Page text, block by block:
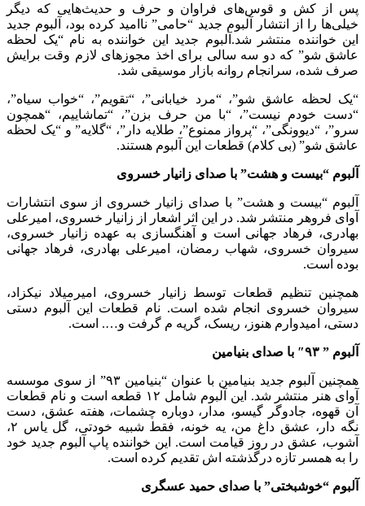
پس از کش و قوس‌های فراوان و حرف و حدیث‌هایی که دیگر
خیلی‌ها را از انتشار آلبوم جدید “حامی” ناامید کرده بود، آلبوم جدید
این خواننده منتشر شد.آلبوم جدید این خواننده به نام “یک لحظه
عاشق شو” که دو سه سالی برای اخذ مجوزهای لازم وقت برایش
صرف شده، سرانجام روانه بازار موسیقی شد.
“یک لحظه عاشق شو”، “مرد خیابانی”، “تقویم”، “خواب سیاه”،
“دست خودم نیست”، “با من حرف بزن”، “تماشاییم، “همچون
سرو”، “دیوونگی”، “پرواز ممنوع”، طلایه دار”، “گلایه” و “یک لحظه
عاشق شو” (بی کلام) قطعات این آلبوم هستند.
آلبوم “بیست و هشت” با صدای زانیار خسروی
آلبوم “بیست و هشت” با صدای زانیار خسروی از سوی انتشارات
آوای فروهر منتشر شد. در این اثر اشعار از زانیار خسروی، امیرعلی
بهادری، فرهاد جهانی است و آهنگسازی به عهده زانیار خسروی،
سیروان خسروی، شهاب رمضان، امیرعلی بهادری، فرهاد جهانی
بوده است.
همچنین تنظیم قطعات توسط زانیار خسروی، امیرمیلاد نیکزاد،
سیروان خسروی انجام شده است. نام قطعات این آلبوم دستی
دستی، امیدوارم هنوز، ریسک، گریه م گرفت و…. است.
آلبوم ” ۹۳″ با صدای بنیامین
همچنین آلبوم جدید بنیامین با عنوان “بنیامین ۹۳” از سوی موسسه
آوای هنر منتشر شد. این آلبوم شامل ۱۲ قطعه است و نام قطعات
آن قهوه، جادوگر گیسو، مدار، دوباره چشمات، هفته عشق، دست
نگه دار، عشق داغ من، یه خونه، فقط شبیه خودتی، گل یاس ۲،
آشوب، عشق در روز قیامت است. این خواننده پاپ آلبوم جدید خود
را به همسر تازه درگذشته اش تقدیم کرده است.
آلبوم “خوشبختی” با صدای حمید عسگری